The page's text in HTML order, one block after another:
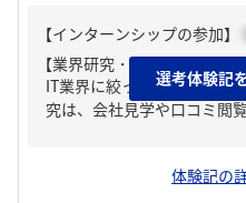
【インターンシップの参加】
【業界研究・企業研究はどん
IT業界に絞った合同説明会(
究は、会社見学や口コミ閲
選考体験記
体験記の